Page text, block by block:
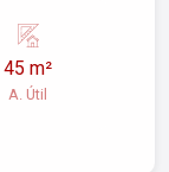
mais
alto, o
livre para
45 m²
A. Útil